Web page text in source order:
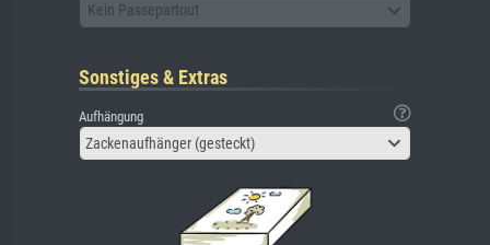
Kein Passepartout
Sonstiges & Extras
Aufhängung
Zackenaufhänger (gesteckt)